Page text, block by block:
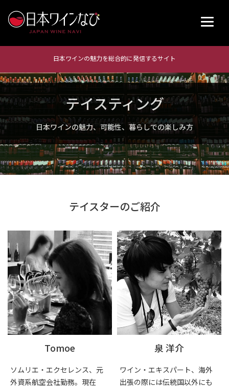
日本ワインの魅力を総合的に発信するサイト
テイスティング
日本ワインの魅力、可能性、暮らしでの楽しみ方
テイスターのご紹介
Tomoe
ソムリエ・エクセレンス、元
外資系航空会社勤務。現在
泉 洋介
ワイン・エキスパート、海外
出張の際には伝統国以外にも